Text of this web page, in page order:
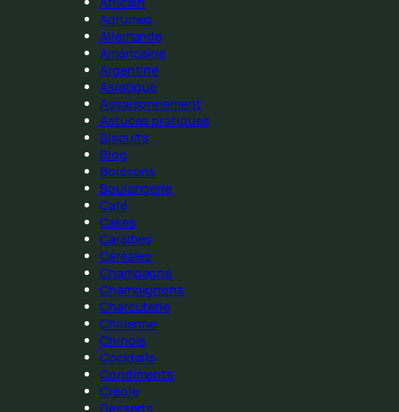
Agrumes
Allemande
Américaine
Argentine
Asiatique
Assaisonnement
Astuces pratiques
Biscuits
Blog
Boissons
Boulangerie
Café
Cakes
Caraïbes
Céréales
Champagne
Champignons
Charcuterie
Chilienne
Chinois
Cocktails
Condiments
Créole
Desserts